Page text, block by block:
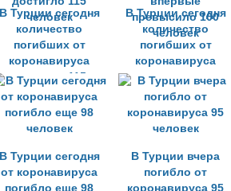
В Турции сегодня
количество
погибших от
коронавируса
достигло 115
человек
В Турции сегодня
количество
погибших от
коронавируса
впервые
превысило 100
человек
В Турции сегодня
от коронавируса
погибло еще 98
В Турции вчера
погибло от
коронавируса 95